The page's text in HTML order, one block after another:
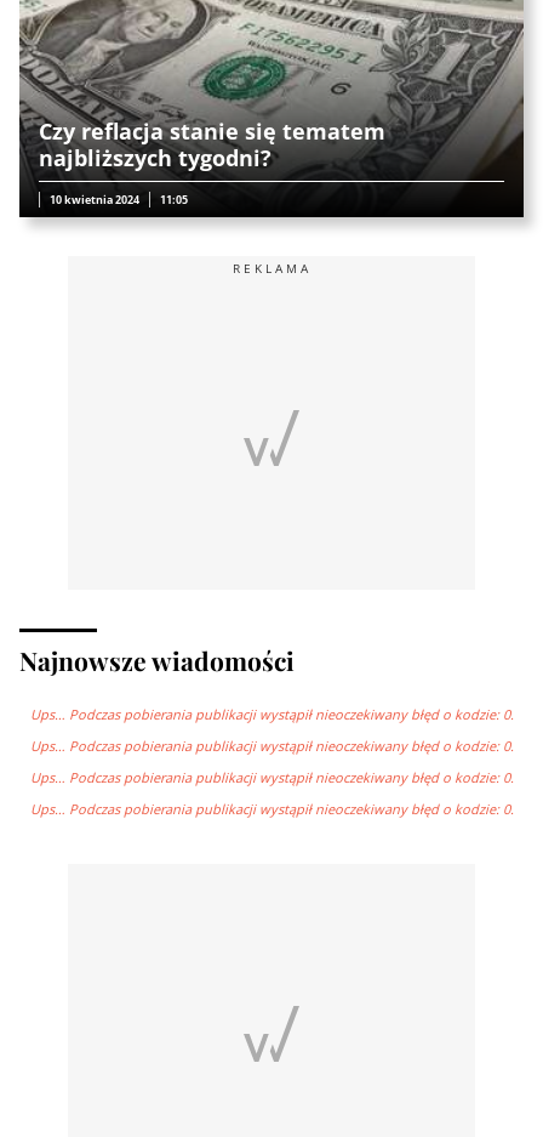
Czy reflacja stanie się tematem
najbliższych tygodni?
10 kwietnia 2024 11:05
REKLAMA
Najnowsze wiadomości
Ups… Podczas pobierania publikacji wystąpił nieoczekiwany błęd o kodzie: 0.
Ups… Podczas pobierania publikacji wystąpił nieoczekiwany błęd o kodzie: 0.
Ups… Podczas pobierania publikacji wystąpił nieoczekiwany błęd o kodzie: 0.
Ups… Podczas pobierania publikacji wystąpił nieoczekiwany błęd o kodzie: 0.